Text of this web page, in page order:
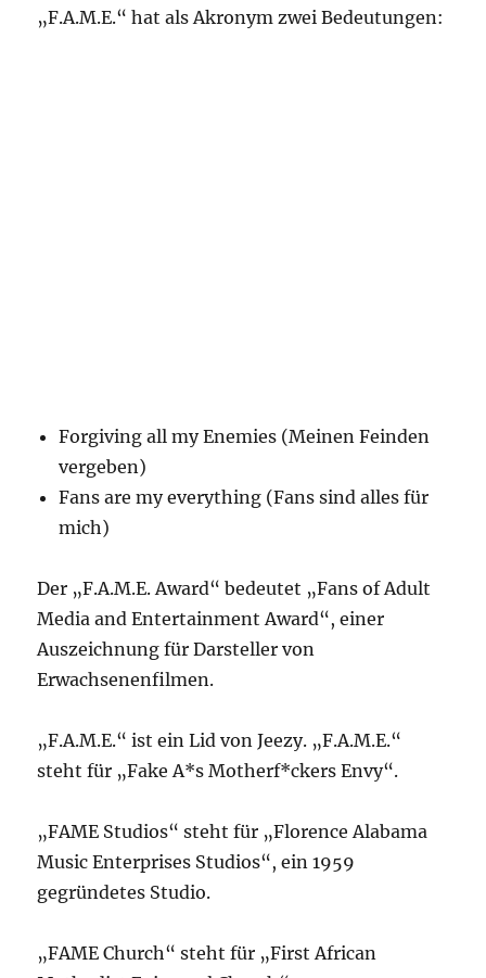
„F.A.M.E.“ hat als Akronym zwei Bedeutungen:
Forgiving all my Enemies (Meinen Feinden
vergeben)
Fans are my everything (Fans sind alles für
mich)
Der „F.A.M.E. Award“ bedeutet „Fans of Adult
Media and Entertainment Award“, einer
Auszeichnung für Darsteller von
Erwachsenenfilmen.
„F.A.M.E.“ ist ein Lid von Jeezy. „F.A.M.E.“
steht für „Fake A*s Motherf*ckers Envy“.
„FAME Studios“ steht für „Florence Alabama
Music Enterprises Studios“, ein 1959
gegründetes Studio.
„FAME Church“ steht für „First African